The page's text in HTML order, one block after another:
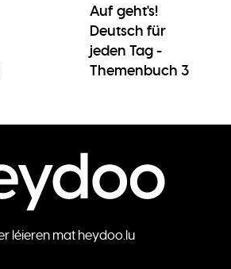
Auf geht's!
Deutsch für
jeden Tag -
Themenbuch 3
léieren mat heydoo.lu